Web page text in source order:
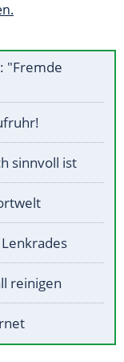
"Fremde
sinnvoll ist
reinigen